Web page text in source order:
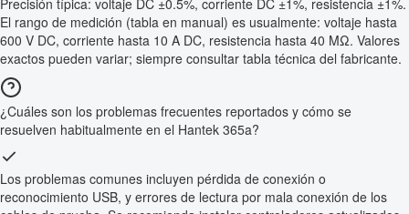
Precisión típica: voltaje DC ±0.5%, corriente DC ±1%, resistencia ±1%.
El rango de medición (tabla en manual) es usualmente: voltaje hasta
600 V DC, corriente hasta 10 A DC, resistencia hasta 40 MΩ. Valores
exactos pueden variar; siempre consultar tabla técnica del fabricante.
¿Cuáles son los problemas frecuentes reportados y cómo se
resuelven habitualmente en el Hantek 365a?
Los problemas comunes incluyen pérdida de conexión o
reconocimiento USB, y errores de lectura por mala conexión de los